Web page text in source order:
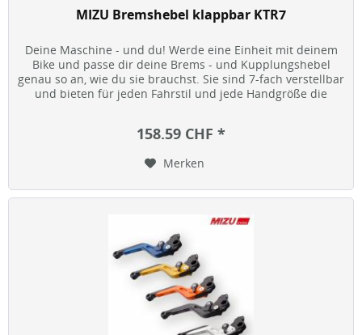
MIZU Bremshebel klappbar KTR7
Deine Maschine - und du! Werde eine Einheit mit deinem
Bike und passe dir deine Brems - und Kupplungshebel
genau so an, wie du sie brauchst. Sie sind 7-fach verstellbar
und bieten für jeden Fahrstil und jede Handgröße die
158.59 CHF *
Merken